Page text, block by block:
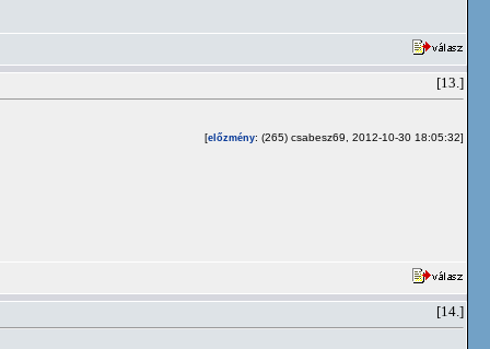
[13.]
[előzmény: (265) csabesz69, 2012-10-30 18:05:32]
[14.]